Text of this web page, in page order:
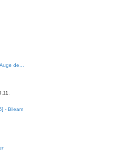
de…
- Bileam